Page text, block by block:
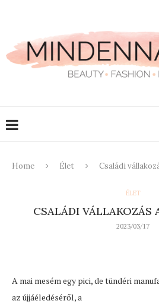
Home Élet Családi
ÉLET
CSALÁDI VÁLLAKOZÁS
2023/03/17
A mai mesém egy pici, de tündéri
az újjáéledéséről, a